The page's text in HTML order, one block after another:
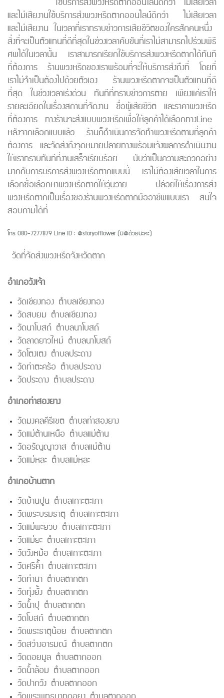
และไม่เสียงานใช้บริการส่งพวงหรีดตากออนไลน์ดีกว่า ไม่เสียเวลา
และไม่เสียงาน ในเวลาที่เราทราบข่าวการเสียชีวิตของใครสักคนหนึ่ง
สิ่งที่จะเป็นตัวแทนที่ดีที่สุดในช่วงเวลาคับขันที่เราไม่สามารถไปร่วมพิธี
ศพได้ในเวลานั้น เราสามารถเรียกใช้บริการส่งพวงหรีดตากได้ทันที
ที่ต้องการ ร้านพวงหรีดของเราพร้อมที่จะให้บริการส่งถึงที่ โดยที่
เราไม่จำเป็นต้องไปด้วยตัวเอง ร้านพวงหรีดตากจะเป็นตัวแทนที่ดี
ที่สุด ในช่วงเวลาเร่งด่วน ทันทีที่ทราบข่าวการตาย เพียงแค่เราให้
รายละเอียดในเรื่องสถานที่จัดงาน ชื่อผู้เสียชีวิต และราคาพวงหรีด
ที่ต้องการ ทางร้านจะส่งแบบพวงหรีดเพื่อให้ลูกค้าได้เลือกทางLine
หลังจากเลือกแบบแล้ว ร้านก็ดำเนินการจัดทำพวงหรีดตามที่ลูกค้า
ต้องการ และจัดส่งถึงจุดหมายปลายทางพร้อมแจ้งผลการดำเนินงาน
ให้เราทราบทันทีที่งานเสร็จเรียบร้อย นับว่าเป็นความสะดวกอย่าง
มากกับการบริการส่งพวงหรีดตากแบบนี้ เราไม่ต้องเสียเวลาในการ
เลือกซื้อเลือกหาพวงหรีดตากให้วุ่นวาย ปล่อยให้เรื่องการส่ง
พวงหรีดตากเป็นเรื่องของร้านพวงหรีดตากมืออาชีพแบบเรา สนใจ
สอบถามได้ที่
โทร 080-7277879 Line ID : @storyofflower (มี@ด้วยนะคะ)
วัดที่จัดส่งพวงหรีดจังหวัดตาก
อำเภอวังเจ้า
วัดเชียงทอง ตำบลเชียงทอง
วัดสบยม ตำบลเชียงทอง
วัดนาโบสถ์ ตำบลนาโบสถ์
วัดลาดยาวใหม่ ตำบลนาโบสถ์
วัดโตงเตง ตำบลประดาง
วัดท่าตะคร้อ ตำบลประดาง
วัดประดาง ตำบลประดาง
อำเภอท่าสองยาง
วัดมงคลคีรีเขต ตำบลท่าสองยาง
วัดแม่ต้านเหนือ ตำบลแม่ต้าน
วัดอรัญญาวาส ตำบลแม่ต้าน
วัดแม่หละ ตำบลแม่หละ
อำเภอบ้านตาก
วัดบ้านปูน ตำบลเกาะตะเภา
วัดพระบรมธาตุ ตำบลเกาะตะเภา
วัดแม่พะยวบ ตำบลเกาะตะเภา
วัดแม่ยะ ตำบลเกาะตะเภา
วัดวังหม้อ ตำบลเกาะตะเภา
วัดศรีค้ำ ตำบลเกาะตะเภา
วัดท่านา ตำบลตากตก
วัดทุ่งยั้ง ตำบลตากตก
วัดน้ำปุ ตำบลตากตก
วัดโบสถ์ ตำบลตากตก
วัดพระธาตุน้อย ตำบลตากตก
วัดสว่างอารมณ์ ตำบลตากตก
วัดดอยมูล ตำบลตากออก
วัดน้ำล้อม ตำบลตากออก
วัดปากวัง ตำบลตากออก